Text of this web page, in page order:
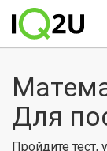
Для
Пройдите тест,